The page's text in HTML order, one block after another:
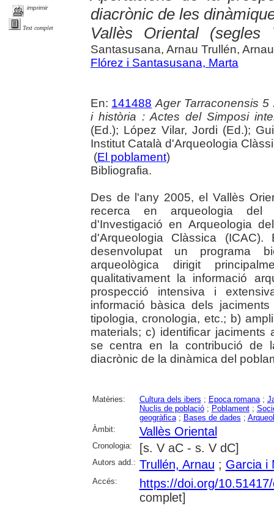
imprimir
Text complet
diacrònic de les
Vallès Oriental
Santasusana, Arnau Trullén,
Flórez i Santasusana, Marta
En: 141488 Ager Tarraconensis
i història : Actes del Simposi
(Ed.); López Vilar, Jordi (Ed.);
Institut Català d'Arqueologia
(El poblament)
Bibliografia.
Des de l'any 2005, el Vallès
recerca en arqueologia del
d'Investigació en Arqueologia
d'Arqueologia Clàssica
desenvolupat un programa
arqueològica dirigit
qualitativament la informació
prospecció intensiva i
informació bàsica dels
tipologia, cronologia, etc.; b)
materials; c) identificar jaciments
se centra en la contribució de
diacrònic de la dinàmica del
Matèries: Cultura dels ibers ; Epoca romana;
Nuclis de població; Poblament;
geogràfica; Bases de dades ;
Àmbit:
Vallès Oriental
Cronologia: [s. V aC - s. V dC]
Autors add.: Trullén, Arnau ; Garcia i
Accés:
https://doi.org/
complet]